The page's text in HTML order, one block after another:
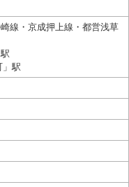
線・京成押上線・都営浅草
」駅